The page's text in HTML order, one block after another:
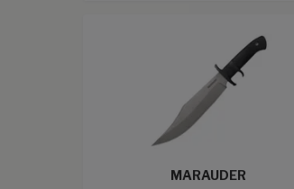
MARAUDER